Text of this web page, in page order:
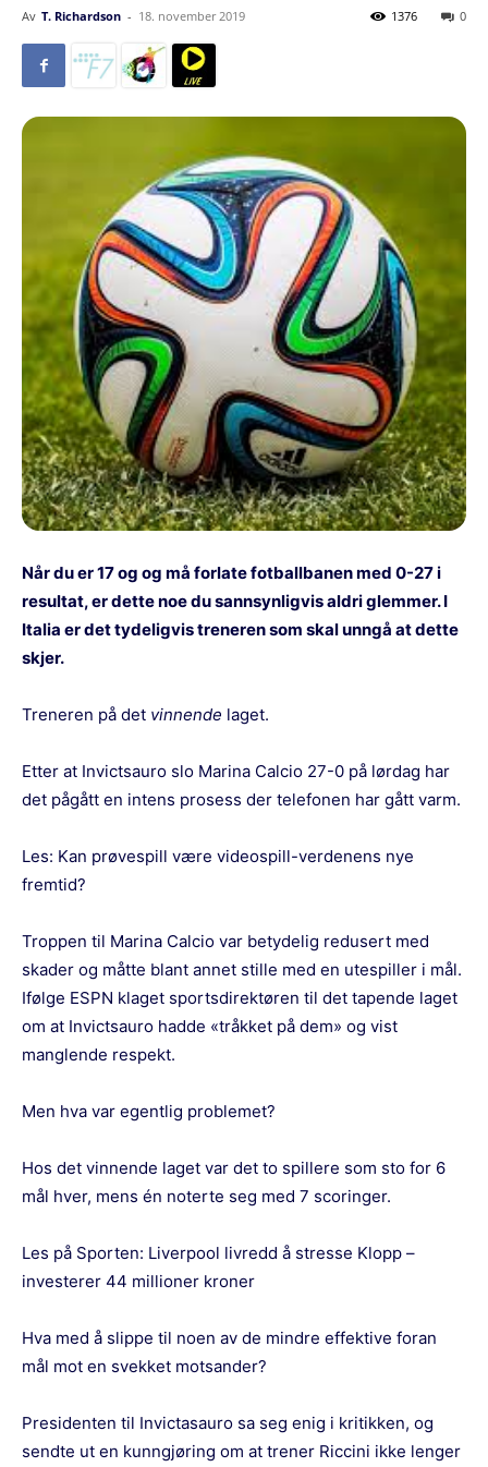
Av T. Richardson - 18. november 2019 0
1376
Når du er 17 og og må forlate fotballbanen med 0-27 i
resultat, er dette noe du sannsynligvis aldri glemmer. I
Italia er det tydeligvis treneren som skal unngå at dette
skjer.
Treneren på det vinnende laget.
Etter at Invictsauro slo Marina Calcio 27-0 på lørdag har
det pågått en intens prosess der telefonen har gått varm.
Les: Kan prøvespill være videospill-verdenens nye
fremtid?
Troppen til Marina Calcio var betydelig redusert med
skader og måtte blant annet stille med en utespiller i mål.
Ifølge ESPN klaget sportsdirektøren til det tapende laget
om at Invictsauro hadde «tråkket på dem» og vist
manglende respekt.
Men hva var egentlig problemet?
Hos det vinnende laget var det to spillere som sto for 6
mål hver, mens én noterte seg med 7 scoringer.
Les på Sporten: Liverpool livredd å stresse Klopp –
investerer 44 millioner kroner
Hva med å slippe til noen av de mindre effektive foran
mål mot en svekket motsander?
Presidenten til Invictasauro sa seg enig i kritikken, og
sendte ut en kunngjøring om at trener Riccini ikke lenger